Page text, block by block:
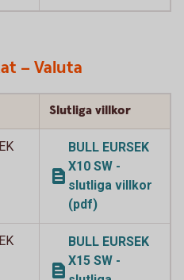
– Valuta
Slutliga villkor
BULL EURSEK
X10 SW -
slutliga villkor
(pdf)
BULL EURSEK
X15 SW -